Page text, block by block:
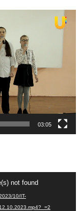
03:05
not found
10/IT-